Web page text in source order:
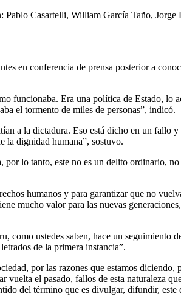
Casartelli, William García Taño,
en conferencia de prensa posterior a
Era una política de Estado, lo
el tormento de miles de personas”, indicó.
a la dictadura. Eso está dicho en un fallo
la dignidad humana”, sostuvo.
lo tanto, este no es un delito ordinario,
humanos y para garantizar que no
mucho valor para las nuevas
ustedes saben, hace un seguimiento
de la primera instancia”.
por las razones que estamos diciendo,
el pasado, fallos de esta naturaleza
del término que es divulgar, difundir, este